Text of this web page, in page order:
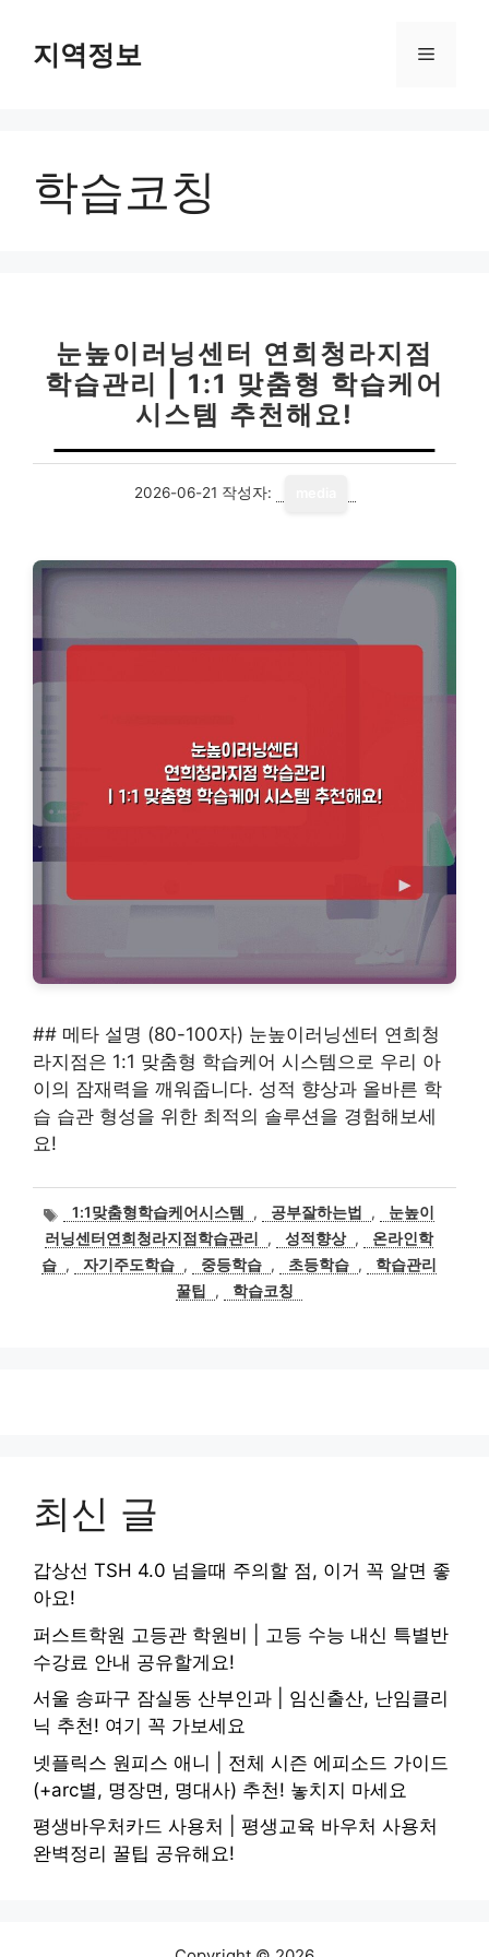
지역정보 메
학습코칭
눈높이러닝센터 연희청라지점
학습관리 | 1:1 맞춤형 학습케어
시스템 추천해요!
2026-06-21 작성자:
## 메타 설명 (80-100자) 눈높이러닝센터 연희청
라지점은 1:1 맞춤형 학습케어 시스템으로 우리 아
이의 잠재력을 깨워줍니다. 성적 향상과 올바른 학
습 습관 형성을 위한 최적의 솔루션을 경험해보세
요!
태
그
1:1맞춤형학습케어시스템 , 공부잘하는법 ,
눈높이
러닝센터연희청라지점학습관리
, 성적향상 ,
온라인학
습 , 자기주도학습 , 중등학습 , 초등학습 ,
학습관리
꿀팁
, 학습코칭
최신 글
갑상선 TSH 4.0 넘을때 주의할 점, 이거 꼭 알면 좋
아요!
퍼스트학원 고등관 학원비 | 고등 수능 내신 특별반
수강료 안내 공유할게요!
서울 송파구 잠실동 산부인과 | 임신출산, 난임클리
닉 추천! 여기 꼭 가보세요
넷플릭스 원피스 애니 | 전체 시즌 에피소드 가이드
(+arc별, 명장면, 명대사) 추천! 놓치지 마세요
평생바우처카드 사용처 | 평생교육 바우처 사용처
완벽정리 꿀팁 공유해요!